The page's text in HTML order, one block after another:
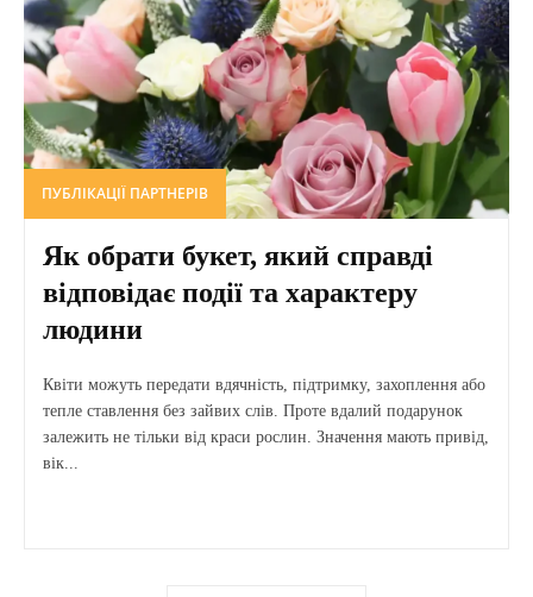
ПУБЛІКАЦІЇ ПАРТНЕРІВ
Як обрати букет, який справді
відповідає події та характеру
людини
Квіти можуть передати вдячність, підтримку, захоплення або
тепле ставлення без зайвих слів. Проте вдалий подарунок
залежить не тільки від краси рослин. Значення мають привід,
вік...